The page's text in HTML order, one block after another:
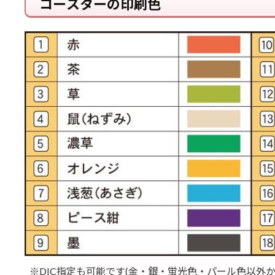
コースターの印刷色
※DIC指定も可能です(金・銀・蛍光色・パール色以外